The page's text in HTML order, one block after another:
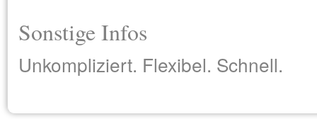
Sonstige Infos
Unkompliziert. Flexibel. Schnell.